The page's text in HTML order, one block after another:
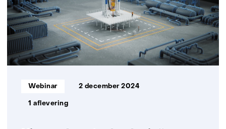
Digitaal
Product
Paspoort
Informatietype:
Webinar 2 december 2024
1 aflevering